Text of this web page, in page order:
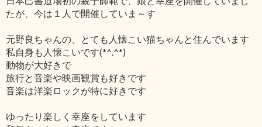
たが、今は１人で開催していま～す
元野良ちゃんの、とても人懐こい猫ちゃんと住んでいます
私自身も人懐こいです(*^.^*)
動物が大好きで
旅行と音楽や映画観賞も好きです
音楽は洋楽ロックが特に好きです
ゆったり楽しく幸座をしています